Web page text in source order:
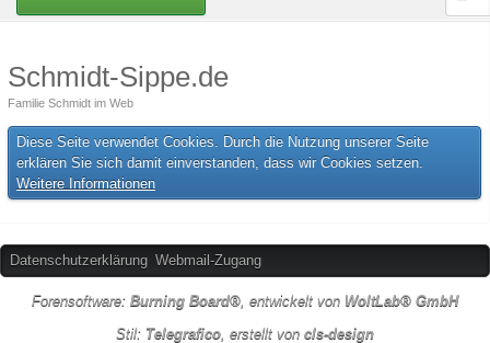
Schmidt-Sippe.de
Familie Schmidt im Web
Diese Seite verwendet Cookies. Durch die Nutzung unserer Seite
erklären Sie sich damit einverstanden, dass wir Cookies setzen.
Weitere Informationen
Datenschutzerklärung Webmail-Zugang
Forensoftware: Burning Board®, entwickelt von WoltLab® GmbH
Stil: Telegrafico, erstellt von cls-design